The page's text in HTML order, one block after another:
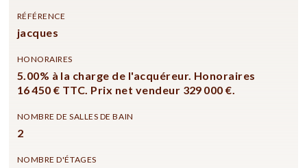
RÉFÉRENCE
jacques
HONORAIRES
5.00% à la charge de l'acquéreur. Honoraires
16 450 € TTC. Prix net vendeur 329 000 €.
NOMBRE DE SALLES DE BAIN
2
NOMBRE D'ÉTAGES